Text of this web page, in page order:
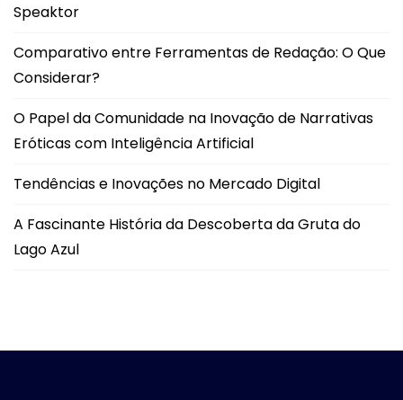
Speaktor
Comparativo entre Ferramentas de Redação: O Que
Considerar?
O Papel da Comunidade na Inovação de Narrativas
Eróticas com Inteligência Artificial
Tendências e Inovações no Mercado Digital
A Fascinante História da Descoberta da Gruta do
Lago Azul